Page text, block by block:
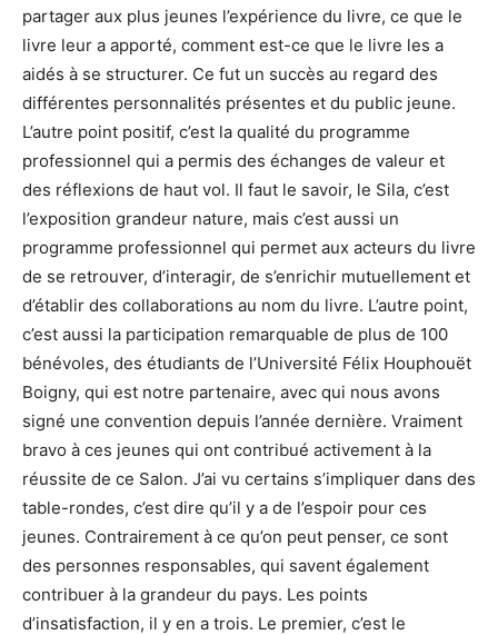
partager aux plus jeunes l’expérience du livre, ce que le
livre leur a apporté, comment est-ce que le livre les a
aidés à se structurer. Ce fut un succès au regard des
différentes personnalités présentes et du public jeune.
L’autre point positif, c’est la qualité du programme
professionnel qui a permis des échanges de valeur et
des réflexions de haut vol. Il faut le savoir, le Sila, c’est
l’exposition grandeur nature, mais c’est aussi un
programme professionnel qui permet aux acteurs du livre
de se retrouver, d’interagir, de s’enrichir mutuellement et
d’établir des collaborations au nom du livre. L’autre point,
c’est aussi la participation remarquable de plus de 100
bénévoles, des étudiants de l’Université Félix Houphouët
Boigny, qui est notre partenaire, avec qui nous avons
signé une convention depuis l’année dernière. Vraiment
bravo à ces jeunes qui ont contribué activement à la
réussite de ce Salon. J’ai vu certains s’impliquer dans des
table-rondes, c’est dire qu’il y a de l’espoir pour ces
jeunes. Contrairement à ce qu’on peut penser, ce sont
des personnes responsables, qui savent également
contribuer à la grandeur du pays. Les points
d’insatisfaction, il y en a trois. Le premier, c’est le